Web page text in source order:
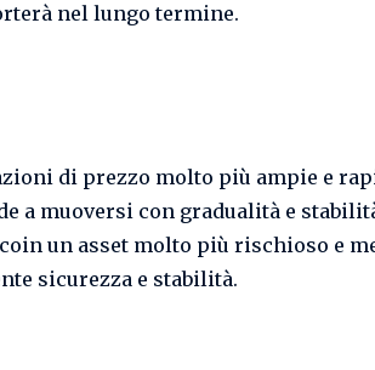
nel lungo termine.
di prezzo molto più ampie e
a muoversi con gradualità e
un asset molto più rischioso e
sicurezza e stabilità.